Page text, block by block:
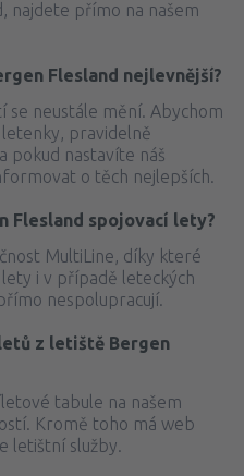
najdete přímo na našem
Flesland nejlevnější?
se neustále mění. Abychom
pravidelně
pokud nastavíte náš
o těch nejlepších.
Flesland spojovací lety?
MultiLine, díky které
i v případě leteckých
nespolupracují.
z letiště Bergen
tabule na našem
Kromě toho má web
letištní služby.